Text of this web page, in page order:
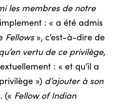
les membres de notre
: « a été admis
Fellows», c’est-à-dire de
vertu de ce privilège,
: « et qu’il a
») d’ajouter à son
(« Fellow of Indian